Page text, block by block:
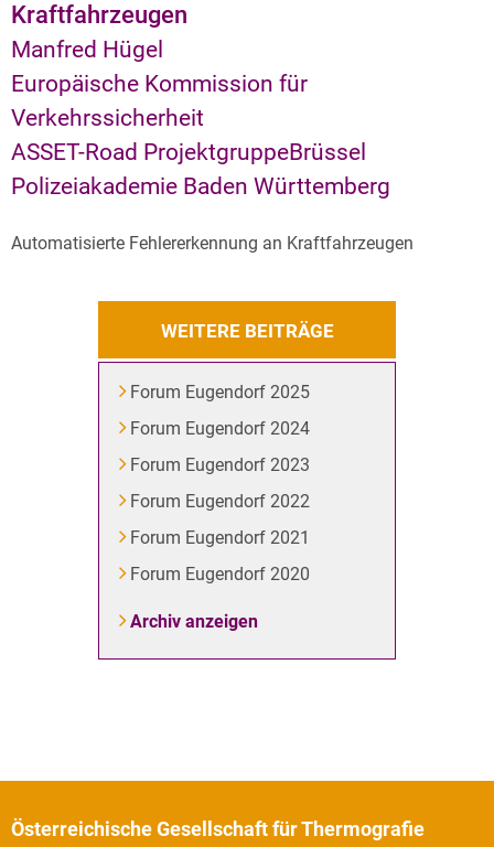
Kraftfahrzeugen
Manfred Hügel
Europäische Kommission für
Verkehrssicherheit
ASSET-Road ProjektgruppeBrüssel
Polizeiakademie Baden Württemberg
Automatisierte Fehlererkennung an Kraftfahrzeugen
WEITERE BEITRÄGE
Forum Eugendorf 2025
Forum Eugendorf 2024
Forum Eugendorf 2023
Forum Eugendorf 2022
Forum Eugendorf 2021
Forum Eugendorf 2020
Archiv anzeigen
Österreichische Gesellschaft für Thermografie